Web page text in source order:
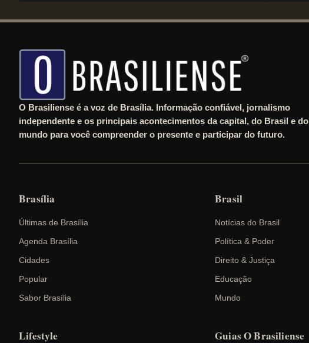
O Brasiliense é a voz de Brasília. Informação confiável, jornalismo
independente e os principais acontecimentos da capital, do Brasil e do
mundo para você compreender o presente e participar do futuro.
Brasília
Últimas de Brasília
Agenda Brasília
Cidades
Popular
Sabor Brasília
Brasil
Notícias do Brasil
Política & Poder
Direito & Justiça
Educação
Mundo
Lifestyle Guias O Brasiliense